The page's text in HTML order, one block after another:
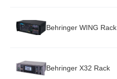
Behringer WING Rack
Behringer X32 Rack